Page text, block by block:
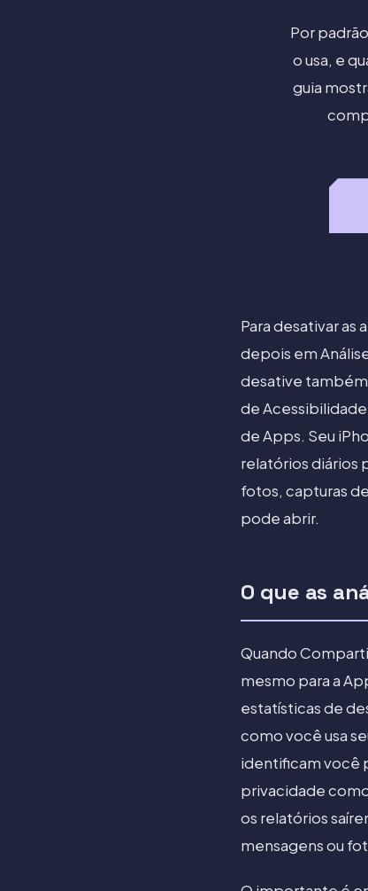
Por
o usa, e
guia
Para desativar as
depois em
desative também
de
de Apps. Seu
relatórios diários
fotos, capturas
pode abrir.
O que as
Quando
mesmo para a
estatísticas de
como você usa
identificam você
privacidade
os relatórios
mensagens ou